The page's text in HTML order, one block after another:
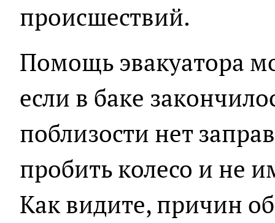
происшествий.
Помощь эвакуатора
если в баке
поблизости нет
пробить колесо и не
Как видите, причин